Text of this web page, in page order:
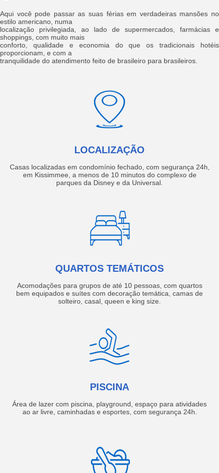
Aqui você pode passar as suas férias em verdadeiras mansões no
estilo americano, numa
localização privilegiada, ao lado de supermercados, farmácias e
shoppings, com muito mais
conforto, qualidade e economia do que os tradicionais hotéis
proporcionam, e com a
tranquilidade do atendimento feito de brasileiro para brasileiros.
LOCALIZAÇÃO
Casas localizadas em condomínio fechado, com segurança 24h,
em Kissimmee, a menos de 10 minutos do complexo de
parques da Disney e da Universal.
QUARTOS TEMÁTICOS
Acomodações para grupos de até 10 pessoas, com quartos
bem equipados e suítes com decoração temática, camas de
solteiro, casal, queen e king size.
PISCINA
Área de lazer com piscina, playground, espaço para atividades
ao ar livre, caminhadas e esportes, com segurança 24h.